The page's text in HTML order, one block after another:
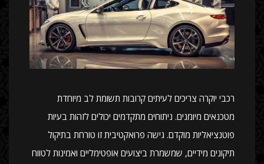
רכבי יוקרה צריכים לעיתים קרובות תשומת לב מיוחדת
מטכנאים מיומנים. ניתוחים מתקדמים יכולים לזהות בעיות
פוטנציאליות מוקדם. גישה פרואקטיבית זו טורחת בתיקול
תיקונים מידיים, שמשמרת ביצועים אופטימליים ואמינות לטווח